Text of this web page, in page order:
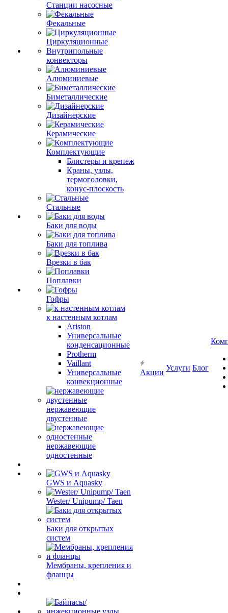
Станции насосные
Фекальные
Циркуляционные
Внутрипольные
конвекторы
Алюминиевые
Биметаллические
Дизайнерские
Керамические
Комплектующие
Блистеры и крепеж
Краны, узлы,
термоголовки,
конус-плоскость
Стальные
Баки для воды
Баки для топлива
Врезки в бак
Поплавки
Гофры
к настенным котлам
Ariston
Универсальные
конденсационные
Protherm
Vaillant
Универсальные
конвекционные
нержавеющие
двустенные
нержавеющие
одностенные
GWS и Aquasky
Wester/ Unipump/ Taen
Баки для открытых
систем
Мембраны, крепления и
фланцы
Акции
Услуги Блог